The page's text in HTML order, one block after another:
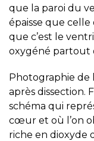
que la paroi du
épaisse que
que c’est le
oxygéné partout
Photographie de
après dissection.
schéma qui
cœur et où l’on
riche en dioxyde